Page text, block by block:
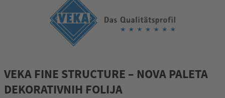
VEKA FINE STRUCTURE – NOVA PALETA
DEKORATIVNIH FOLIJA